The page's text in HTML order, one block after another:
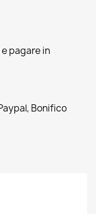
pagare in
Bonifico